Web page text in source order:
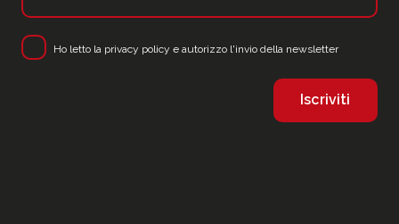
Ho letto la privacy policy e autorizzo l'invio della newsletter